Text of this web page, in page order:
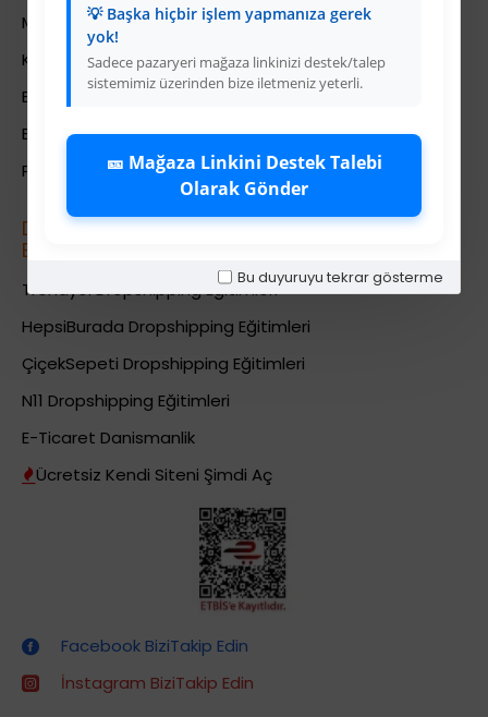
💡 Başka hiçbir işlem yapmanıza gerek
yok!
Sadece pazaryeri mağaza linkinizi destek/talep
sistemimiz üzerinden bize iletmeniz yeterli.
🎫 Mağaza Linkini Destek Talebi
Olarak Gönder
Bu duyuruyu tekrar gösterme
Mesafeli Satış Sözleşmesi
Kariyer
Bayi İade Sistemi
Bayi Bakiye Yükleme
Para Puan Sistemi ile Kazanç
Dropshipping (Stoksuz Sat\u0131\u015f)
E\u011fitimleri
Trendyol Dropshipping Eğitimleri
HepsiBurada Dropshipping Eğitimleri
ÇiçekSepeti Dropshipping Eğitimleri
N11 Dropshipping Eğitimleri
E-Ticaret Danismanlik
Ücretsiz Kendi Siteni Şimdi Aç
Facebook BiziTakip Edin
İnstagram BiziTakip Edin